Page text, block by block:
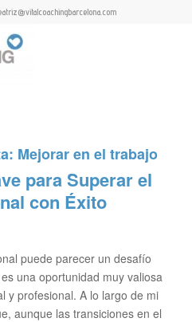
Mejorar en el trabajo
para Superar el
con Éxito
puede parecer un desafío
una oportunidad muy valiosa
y profesional. A lo largo de mi
aunque las transiciones en el